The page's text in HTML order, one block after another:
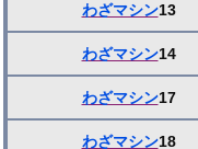
わざマシン13
わざマシン14
わざマシン17
わざマシン18